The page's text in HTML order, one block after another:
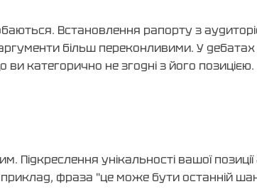
Встановлення рапорту з
більш переконливими. У
категорично не згодні з його позицією.
унікальності вашої позиції
фраза "це може бути останній